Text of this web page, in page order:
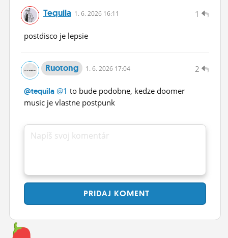
1
Tequila 1. 6. 2026 16:11
postdisco je lepsie
2
Ruotong 1. 6. 2026 17:04
@tequila @1 to bude podobne, kedze doomer
music je vlastne postpunk
Napíš svoj komentár
PRIDAJ KOMENT